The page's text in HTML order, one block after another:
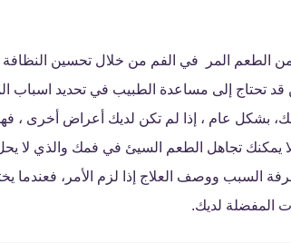
الطعم المر في الفم من خلال تحسين
قد تحتاج إلى مساعدة الطبيب في تحديد اسباب
بشكل عام ، إذا لم تكن لديك أعراض أخرى ،
يمكنك تجاهل الطعم السيئ في فمك والذي لا
السبب ووصف العلاج إذا لزم الأمر، فعندما
المفضلة لديك.